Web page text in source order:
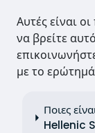
Αυτές είναι
να βρείτε
με το
Ποιες
Hellenic